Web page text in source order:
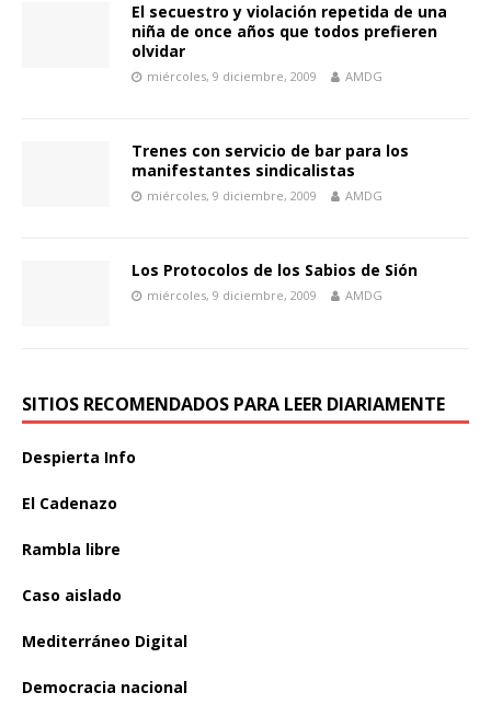
El secuestro y violación repetida de una
niña de once años que todos prefieren
olvidar
miércoles, 9 diciembre, 2009 AMDG
Trenes con servicio de bar para los
manifestantes sindicalistas
miércoles, 9 diciembre, 2009 AMDG
Los Protocolos de los Sabios de Sión
miércoles, 9 diciembre, 2009 AMDG
SITIOS RECOMENDADOS PARA LEER DIARIAMENTE
Despierta Info
El Cadenazo
Rambla libre
Caso aislado
Mediterráneo Digital
Democracia nacional